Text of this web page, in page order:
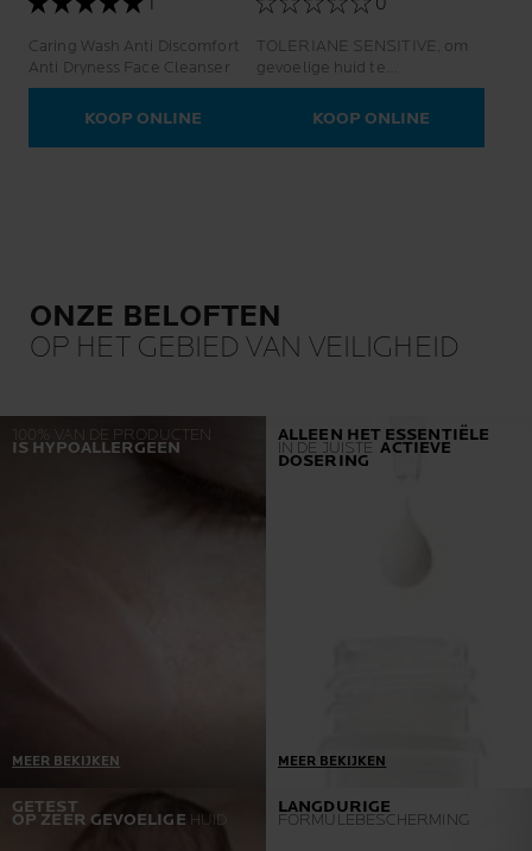
Caring Wash Anti Discomfort
Anti Dryness Face Cleanser
KOOP ONLINE
TOLERIANE SENSITIVE, om
gevoelige huid te
beschermen.
KOOP ONLINE
ONZE BELOFTEN
OP HET GEBIED VAN VEILIGHEID
100% VAN DE PRODUCTEN
IS HYPOALLERGEEN
MEER BEKIJKEN
Een voorwaarde = optimale
tolerantie
ALLEEN HET ESSENTIËLE
IN DE JUISTEACTIEVE
DOSERING
MEER BEKIJKEN
Onze producten worden
ontwikkeld in samenwerking
GETEST
OP ZEER GEVOELIGE HUID
LANGDURIGE
FORMULEBESCHERMING